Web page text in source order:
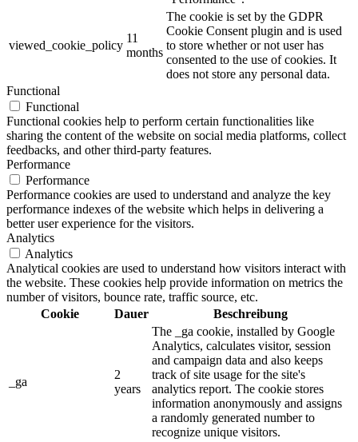
viewed_cookie_policy
11
months
The cookie is set by the GDPR
Cookie Consent plugin and is used
to store whether or not user has
consented to the use of cookies. It
does not store any personal data.
Functional
Functional
Functional cookies help to perform certain functionalities like
sharing the content of the website on social media platforms, collect
feedbacks, and other third-party features.
Performance
Performance
Performance cookies are used to understand and analyze the key
performance indexes of the website which helps in delivering a
better user experience for the visitors.
Analytics
Analytics
Analytical cookies are used to understand how visitors interact with
the website. These cookies help provide information on metrics the
number of visitors, bounce rate, traffic source, etc.
Cookie
Dauer Beschreibung
_ga
2
years
The _ga cookie, installed by Google
Analytics, calculates visitor, session
and campaign data and also keeps
track of site usage for the site's
analytics report. The cookie stores
information anonymously and assigns
a randomly generated number to
recognize unique visitors.